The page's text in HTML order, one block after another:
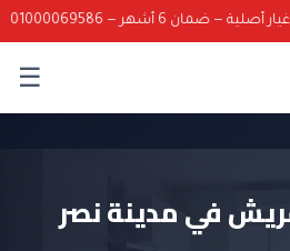
ضمان 6 أشهر — 01000069586
☰
في مدينة نصر